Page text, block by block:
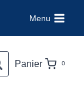
Menu
Panier 0